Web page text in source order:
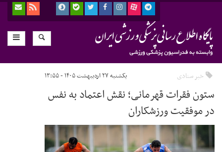
خبر ستادی یکشنبه ۲۷ اردیبهشت ۱۴۰۵ - ۱۳:۵۵
ستون فقرات قهرمانی؛ نقش اعتماد به‌ نفس
در موفقیت ورزشکاران